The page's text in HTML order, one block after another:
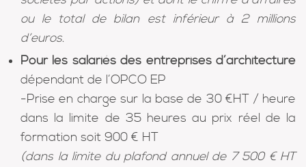
ou le total de bilan est inférieur à 2 millions
d’euros.
Pour les salariés des entreprises d’architecture
dépendant de l’OPCO EP
-Prise en charge sur la base de 30 €HT / heure
dans la limite de 35 heures au prix réel de la
formation soit 900 € HT
(dans la limite du plafond annuel de 7 500 € HT